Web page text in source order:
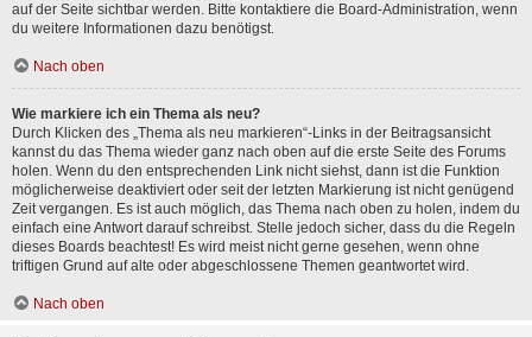
auf der Seite sichtbar werden. Bitte kontaktiere die Board-Administration, wenn
du weitere Informationen dazu benötigst.
Nach oben
Wie markiere ich ein Thema als neu?
Durch Klicken des „Thema als neu markieren“-Links in der Beitragsansicht
kannst du das Thema wieder ganz nach oben auf die erste Seite des Forums
holen. Wenn du den entsprechenden Link nicht siehst, dann ist die Funktion
möglicherweise deaktiviert oder seit der letzten Markierung ist nicht genügend
Zeit vergangen. Es ist auch möglich, das Thema nach oben zu holen, indem du
einfach eine Antwort darauf schreibst. Stelle jedoch sicher, dass du die Regeln
dieses Boards beachtest! Es wird meist nicht gerne gesehen, wenn ohne
triftigen Grund auf alte oder abgeschlossene Themen geantwortet wird.
Nach oben